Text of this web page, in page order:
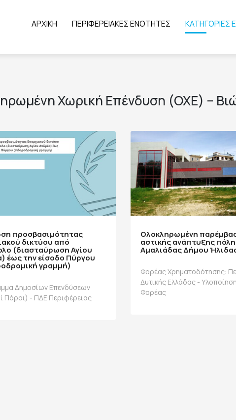
ΑΡΧΙΚΗ ΠΕΡΙΦΕΡΕΙΑΚΕΣ ΕΝΟΤΗΤΕΣ ΚΑΤΗΓΟΡΙΕΣ
Χωρική Επένδυση (ΟΧΕ) –
προσβασιμότητας
δικτύου από
(διασταύρωση Αγίου
έως την είσοδο Πύργου
γραμμή)
Δημοσίων Επενδύσεων
Πόροι) - ΠΔΕ Περιφέρειας
Ολοκληρωμένη
αστικής ανάπτυξης
Αμαλιάδας Δήμου
Φορέας Χρηματοδότησης:
Δυτικής Ελλάδας -
Φορέας